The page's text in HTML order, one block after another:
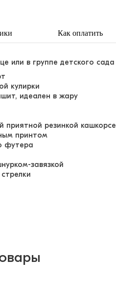
Как оплатить
или в группе детского сада
кулирки
идеален в жару
приятной резинкой кашкорсе
принтом
футера
завязкой